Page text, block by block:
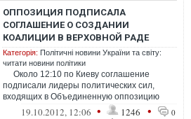
ОППОЗИЦИЯ ПОДПИСАЛА
СОГЛАШЕНИЕ О СОЗДАНИИ
КОАЛИЦИИ В ВЕРХОВНОЙ РАДЕ
Категорія: Політичні новини України та світу:
читати новини політики
Около 12:10 по Киеву соглашение
подписали лидеры политических сил,
входящих в Объединенную оппозицию
«Батьківщина», и ВО «Своб...
19.10.2012, 12:06 • 1246 • 0